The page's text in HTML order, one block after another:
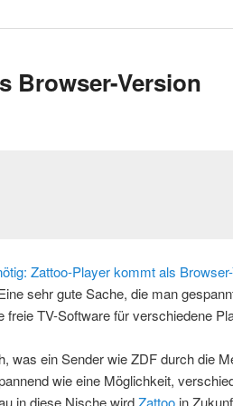
Browser-Version
Zattoo-Player kommt als
sehr gute Sache, die man
freie TV-Software für verschiedene
was ein Sender wie ZDF durch die
wie eine Möglichkeit,